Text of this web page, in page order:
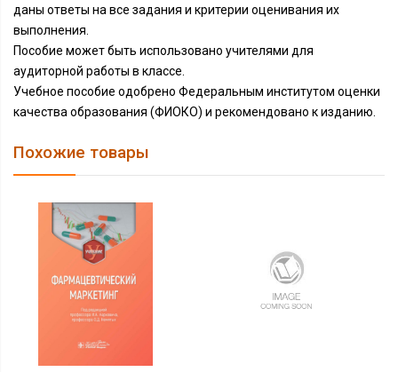
даны ответы на все задания и критерии оценивания их
выполнения.
Пособие может быть использовано учителями для
аудиторной работы в классе.
Учебное пособие одобрено Федеральным институтом оценки
качества образования (ФИОКО) и рекомендовано к изданию.
Похожие товары